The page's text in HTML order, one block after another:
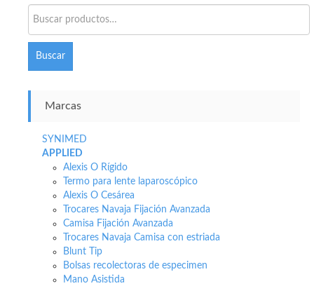
por:
Buscar
Marcas
SYNIMED
APPLIED
Alexis O Rígido
Termo para lente laparoscópico
Alexis O Cesárea
Trocares Navaja Fijación Avanzada
Camisa Fijación Avanzada
Trocares Navaja Camisa con estriada
Blunt Tip
Bolsas recolectoras de especimen
Mano Asistida